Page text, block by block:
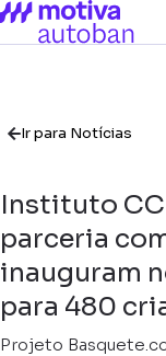
Ir para Notícias
Instituto
parceria
inauguram
para 480
Projeto